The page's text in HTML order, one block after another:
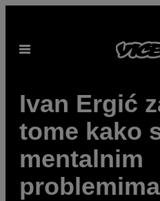
садржај
Otvori
Ivan Ergić
tome kako
mentalnim
problemima